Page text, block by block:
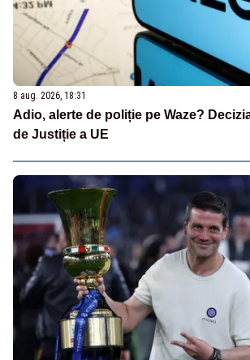
8 aug. 2026, 18:31
Adio, alerte de poliție pe Waze?
de Justiție a UE